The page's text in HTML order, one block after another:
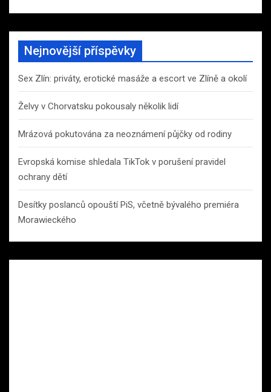
Nejnovější příspěvky
Sex Zlín: priváty, erotické masáže a escort ve Zlíně a okolí
Želvy v Chorvatsku pokousaly několik lidí
Mrázová pokutována za neoznámení půjčky od rodiny
Evropská komise shledala TikTok v porušení pravidel
ochrany dětí
Desítky poslanců opouští PiS, včetně bývalého premiéra
Morawieckého